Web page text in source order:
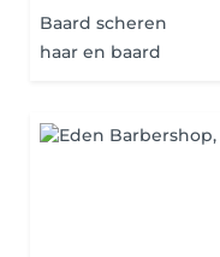
Baard scheren
haar en baard